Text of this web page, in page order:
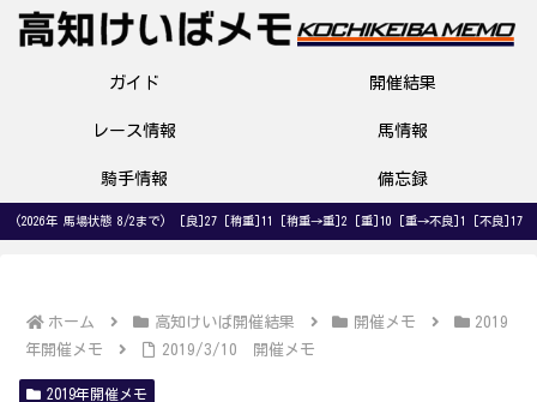
ガイド 開催結果
レース情報 馬情報
騎手情報 備忘録
(2026年 馬場状態 8/2まで) [良]27 [稍重]11 [稍重→重]2 [重]10 [重→不良]1 [不良]17
ホーム 高知けいば開催結果 開催メモ
2019
年開催メモ
2019/3/10 開催メモ
2019年開催メモ